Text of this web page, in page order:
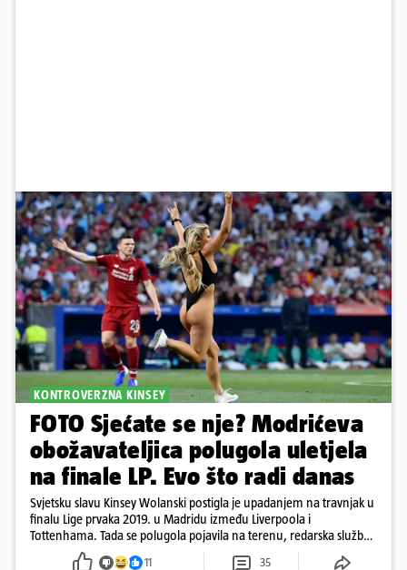
KONTROVERZNA KINSEY
FOTO Sjećate se nje? Modrićeva
obožavateljica polugola uletjela
na finale LP. Evo što radi danas
Svjetsku slavu Kinsey Wolanski postigla je upadanjem na travnjak u
finalu Lige prvaka 2019. u Madridu između Liverpoola i
Tottenhama. Tada se polugola pojavila na terenu, redarska služba
ju je lovila po travnjaku, a njezine fotografije obišle su svijet.
11 35